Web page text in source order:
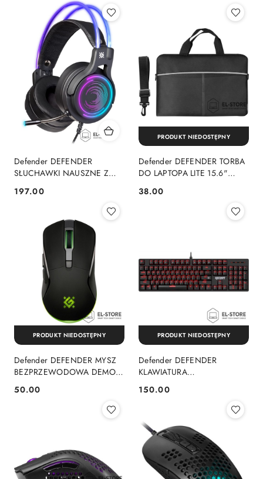
Defender DEFENDER
SŁUCHAWKI NAUSZNE Z
7.1 PODŚWIETLENIE RGB
Cena:
197.00
Defender DEFENDER TORBA
DO LAPTOPA LITE 15.6"
Cena:
38.00
PRODUKT NIEDOSTĘPNY
Defender DEFENDER MYSZ
BEZPRZEWODOWA DEMON
52534
Cena:
50.00
PRODUKT NIEDOSTĘPNY
Defender DEFENDER
KLAWIATURA
596 45597
Cena:
150.00
PRODUKT NIEDOSTĘPNY